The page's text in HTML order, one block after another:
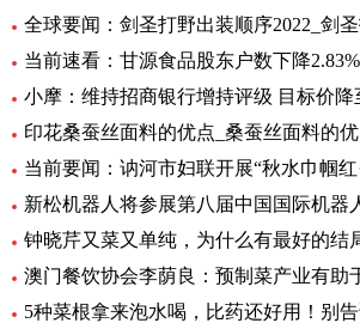
全球要闻：剑圣打野出装顺序2022_剑
小摩：维持招商银行增持评级 目标价降
印花桑蚕丝面料的优点_桑蚕丝面料的
新松机器人将参展第八届中国国际机器
钟晓芹又菜又单纯，为什么有最好的结
5种菜根拿来泡水喝，比药还好用！别